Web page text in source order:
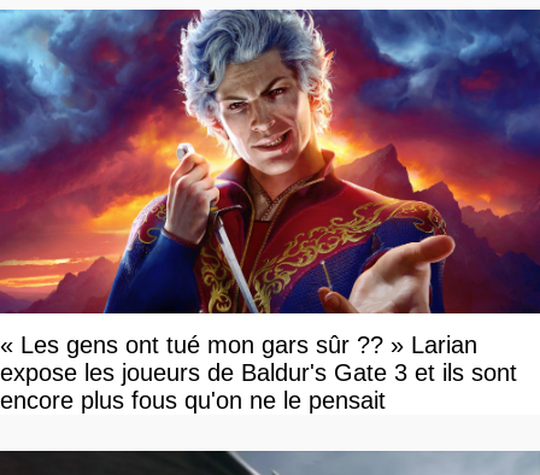
« Les gens ont tué mon gars sûr ?? » Larian
expose les joueurs de Baldur's Gate 3 et ils sont
encore plus fous qu'on ne le pensait